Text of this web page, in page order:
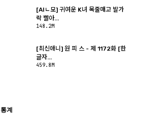
[AIㄴ모] 귀여운 K녀 목줄매고 발가
락 빨아...
148.2M
[최신애니] 원 피 스 - 제 1172화 [한
글자...
459.8M
통계